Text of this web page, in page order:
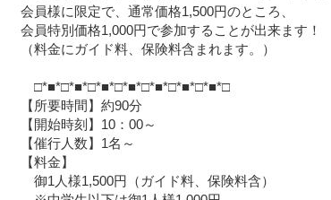
会員様に限定で、通常価格1,500円のところ、
会員特別価格1,000円で参加することが出来ます！
（料金にガイド料、保険料含まれます。）
□*■*□*■*□*■*□*■*□*■*□*■*□*■*□
【所要時間】約90分
【開始時刻】10：00～
【催行人数】1名～
【料金】
御1人様1,500円（ガイド料、保険料含）